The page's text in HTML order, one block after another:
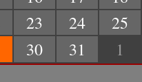
23 24
25
30 31 1